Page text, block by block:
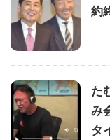
約
た
み
タ